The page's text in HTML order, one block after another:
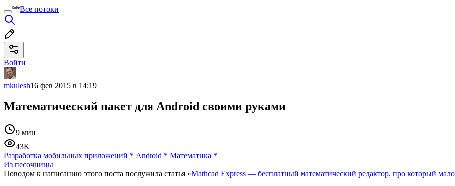
Все потоки
Войти
mkulesh16 фев 2015 в 14:19
Математический пакет для Android своими руками
9 мин
43K
Разработка мобильных приложений * Android * Математика *
Из песочницы
Поводом к написанию этого поста послужила статья «Mathcad Express — бесплатный математический редактор, про который мало